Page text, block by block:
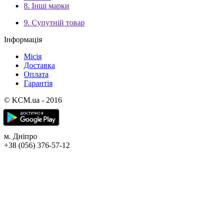
8. Інші марки
9. Супутній товар
Інформація
Місія
Доставка
Оплата
Гарантія
© KCM.ua - 2016
м. Дніпро
+38 (056) 376-57-12